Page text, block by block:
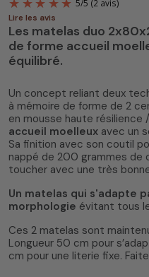
5 /5(2 avis)
Lire les avis
Les matelas duo
de forme accueil
équilibré.
Un concept reliant deux
à mémoire de forme de 2
en mousse haute résilience
accueil moelleux avec un
Sa finition avec son coutil
nappé de 200 grammes de
toucher avec une très
Un matelas qui s'adapte
morphologie évitant tous
Ces 2 matelas sont
Longueur 50 cm pour
cm pour une literie fixe.